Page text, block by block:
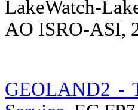
LakeWatch-
AO ISRO-ASI,
GEOLAND2 -